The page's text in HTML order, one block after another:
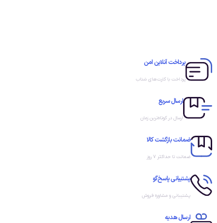
پرداخت آنلاین امن
پرداخت با کارت‌های شتاب
ارسال سریع
ارسال در کوتاه‌ترین زمان
ضمانت بازگشت کالا
ضمانت تا حداکثر ۷ روز
پشتیبانی پاسخ‌گو
پشتیبانی و مشاوره فروش
ارسال هدیه